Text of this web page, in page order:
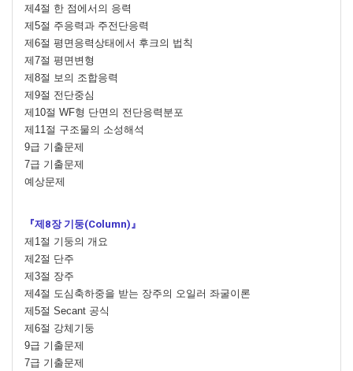
제4절 한 점에서의 응력
제5절 주응력과 주전단응력
제6절 평면응력상태에서 후크의 법칙
제7절 평면변형
제8절 보의 조합응력
제9절 전단중심
제10절 WF형 단면의 전단응력분포
제11절 구조물의 소성해석
9급 기출문제
7급 기출문제
예상문제
『제8장 기둥(Column)』
제1절 기둥의 개요
제2절 단주
제3절 장주
제4절 도심축하중을 받는 장주의 오일러 좌굴이론
제5절 Secant 공식
제6절 강체기둥
9급 기출문제
7급 기출문제